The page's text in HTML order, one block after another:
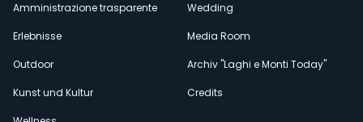
Amministrazione trasparente
Erlebnisse
Outdoor
Kunst und Kultur
Wedding
Media Room
Archiv "Laghi e Monti Today"
Credits